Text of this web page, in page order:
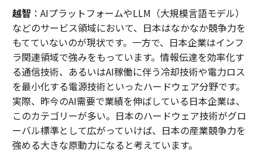
越智 ：AIプラットフォームやLLM（大規模言語モデル）
などのサービス領域において、日本はなかなか競争力を
もてていないのが現状です。一方で、日本企業はインフ
ラ関連領域で強みをもっています。情報伝達を効率化す
る通信技術、あるいはAI稼働に伴う冷却技術や電力ロス
を最小化する電源技術といったハードウェア分野です。
実際、昨今のAI需要で業績を伸ばしている日本企業は、
このカテゴリーが多い。日本のハードウェア技術がグロ
ーバル標準として広がっていけば、日本の産業競争力を
強める大きな原動力になると考えています。